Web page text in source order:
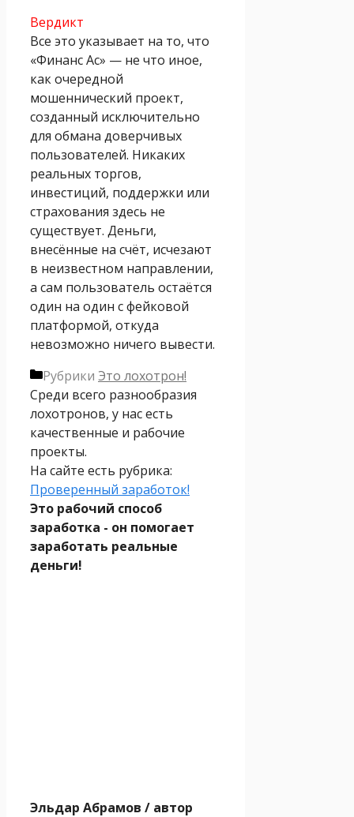
Вердикт
Все это указывает на то, что
«Финанс Ас» — не что иное,
как очередной
мошеннический проект,
созданный исключительно
для обмана доверчивых
пользователей. Никаких
реальных торгов,
инвестиций, поддержки или
страхования здесь не
существует. Деньги,
внесённые на счёт, исчезают
в неизвестном направлении,
а сам пользователь остаётся
один на один с фейковой
платформой, откуда
невозможно ничего вывести.
Рубрики Это лохотрон!
Среди всего разнообразия
лохотронов, у нас есть
качественные и рабочие
проекты.
На сайте есть рубрика:
Проверенный заработок!
Это рабочий способ
заработка - он помогает
заработать реальные
деньги!
Эльдар Абрамов / автор